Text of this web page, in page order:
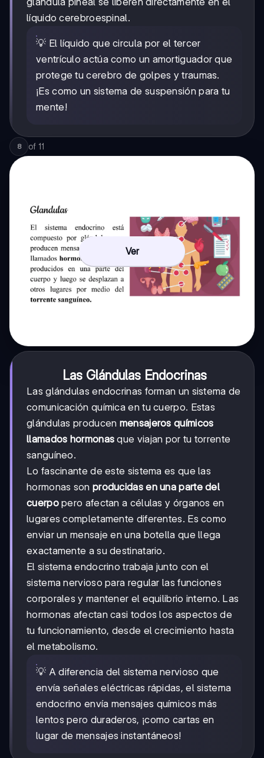
líquido cerebroespinal.
💡 El líquido que circula por el tercer
ventrículo actúa como un amortiguador que
protege tu cerebro de golpes y traumas.
¡Es como un sistema de suspensión para tu
mente!
8 of 11
Ver
Las Glándulas Endocrinas
Las glándulas endocrinas forman un sistema de
comunicación química en tu cuerpo. Estas
glándulas producen mensajeros químicos
llamados hormonas que viajan por tu torrente
sanguíneo.
Lo fascinante de este sistema es que las
hormonas son producidas en una parte del
cuerpopero afectan a células y órganos en
lugares completamente diferentes. Es como
enviar un mensaje en una botella que llega
exactamente a su destinatario.
El sistema endocrino trabaja junto con el
sistema nervioso para regular las funciones
corporales y mantener el equilibrio interno. Las
hormonas afectan casi todos los aspectos de
tu funcionamiento, desde el crecimiento hasta
el metabolismo.
💡 A diferencia del sistema nervioso que
envía señales eléctricas rápidas, el sistema
endocrino envía mensajes químicos más
lentos pero duraderos, ¡como cartas en
lugar de mensajes instantáneos!